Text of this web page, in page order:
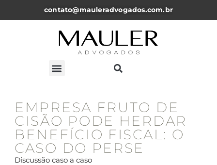
contato@mauleradvogados.com.br
EMPRESA FRUTO DE
CISÃO PODE HERDAR
BENEFÍCIO FISCAL: O
CASO DO PERSE
Discussão caso a caso